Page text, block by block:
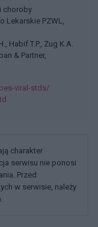
choroby
Lekarskie PZWL,
Habif T.P., Zug K.A.
& Partner,
viral-stds/
charakter
serwisu nie ponosi
Przed
w serwisie, należy